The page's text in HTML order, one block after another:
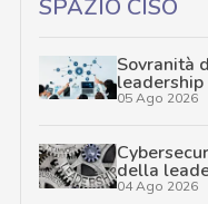
SPAZIO CISO
Sovranità
leadership
05 Ago 2026
della
04 Ago 2026